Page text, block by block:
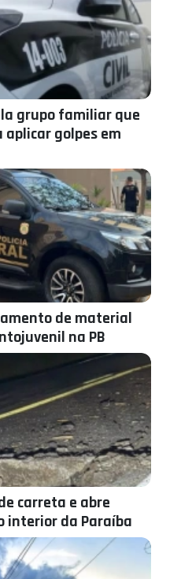
grupo familiar que
golpes em
de material
na PB
carreta e abre
interior da Paraíba